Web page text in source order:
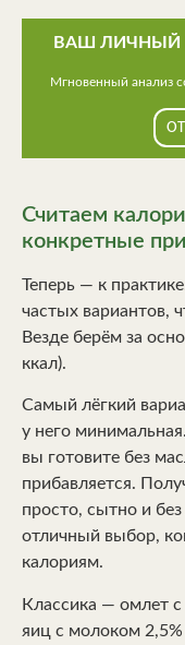
ВАШ ЛИЧНЫЙ
Мгновенный анализ
Считаем
конкретные
Теперь — к
частых вариантов,
Везде берём за
ккал).
Самый лёгкий
у него
вы готовите без
прибавляется.
просто, сытно и
отличный выбор,
калориям.
Классика — омлет
яиц с молоком